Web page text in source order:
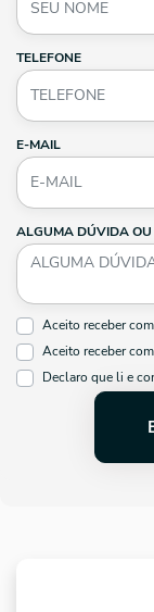
TELEFONE
E-MAIL
ALGUMA DÚVIDA OU
Aceito receber
Aceito receber
Declaro que li e